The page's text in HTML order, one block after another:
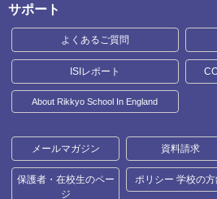
サポート
よくあるご質問
ISIレポート
About Rikkyo School In England
メールマガジン 資料請求
保護者・在校生のペー
ジ
ポリシー 学校の